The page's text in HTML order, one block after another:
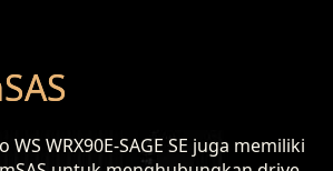
WRX90E-SAGE SE juga memiliki